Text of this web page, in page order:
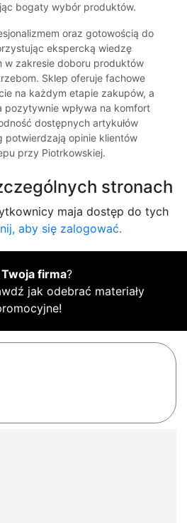
bogaty wybór produktów.
oraz gotowością do
ekspercką wiedzę
w zakresie doboru produktów
Sklep oferuje fachowe
na każdym etapie zakupów, a
pozytywnie wpływa na komfort
dostępnych artykułów
potwierdzają opinie klientów
przy Piotrkowskiej.
stronach
maja dostęp do tych
aby się zalogować.
firma?
jak odebrać materiały